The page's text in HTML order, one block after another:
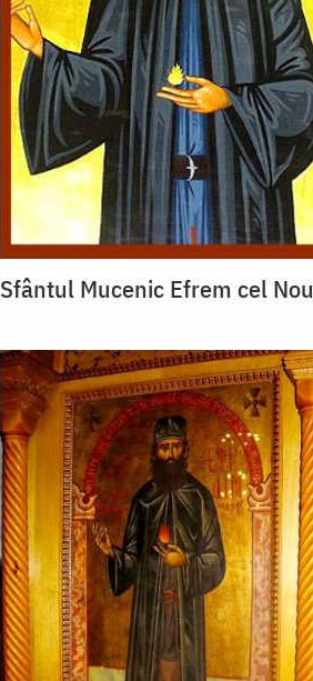
Sfântul Mucenic Efrem cel Nou